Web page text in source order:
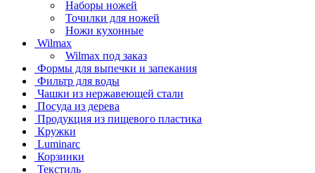
Наборы ножей
Точилки для ножей
Ножи кухонные
Wilmax
Wilmax под заказ
Формы для выпечки и запекания
Фильтр для воды
Чашки из нержавеющей стали
Посуда из дерева
Продукция из пищевого пластика
Кружки
Luminarc
Корзинки
Текстиль